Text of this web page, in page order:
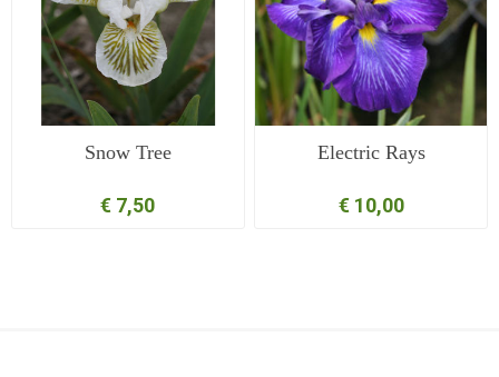
Snow Tree
€ 7,50
Electric Rays
€ 10,00